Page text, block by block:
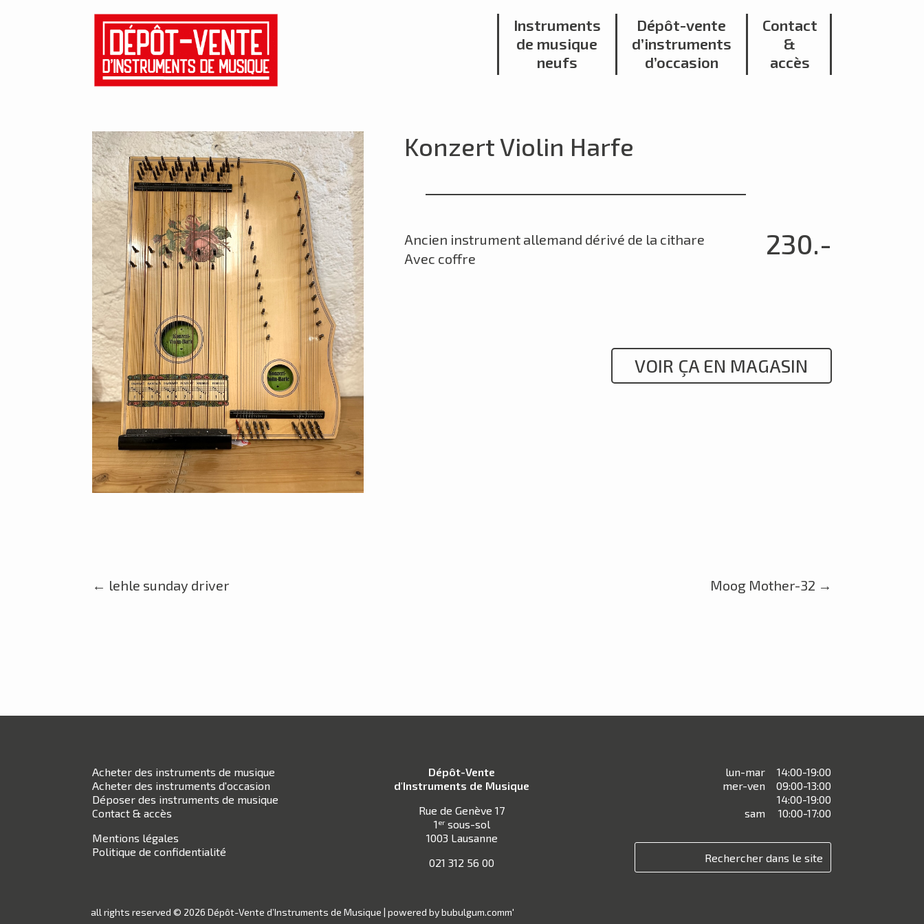
Instruments
de musique
neufs
Dépôt-vente
d’instruments
d’occasion
Contact
&
accès
Konzert Violin Harfe
Ancien instrument allemand dérivé de la cithare
Avec coffre
230.-
VOIR ÇA EN MAGASIN
← lehle sunday driver Moog Mother-32 →
Acheter des instruments de musique
Acheter des instruments d'occasion
Déposer des instruments de musique
Contact & accès
Mentions légales
Politique de confidentialité
Dépôt-Vente
d'Instruments de Musique
Rue de Genève 17
1 ersous-sol
1003 Lausanne
021 312 56 00
lun-mar
14:00-19:00
mer-ven
09:00-13:00
14:00-19:00
sam
10:00-17:00
all rights reserved © 2026 Dépôt-Vente d’Instruments de Musique | powered by bubulgum.comm'